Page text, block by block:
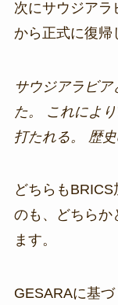
次にサウジアラ
から正式に復帰
サウジアラビ
た。 これによ
打たれる。 歴史
どちらも
のも、どちらか
ます。
GESARAに基